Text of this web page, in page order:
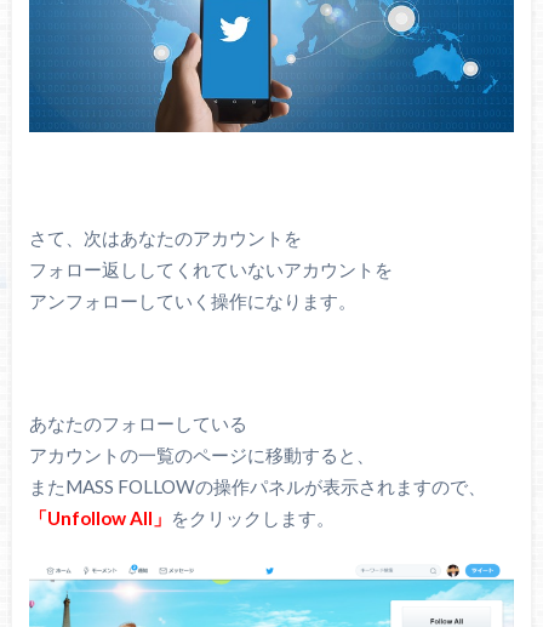
さて、次はあなたのアカウントを
フォロー返ししてくれていないアカウントを
アンフォローしていく操作になります。
あなたのフォローしている
アカウントの一覧のページに移動すると、
またMASS FOLLOWの操作パネルが表示されますので、
「Unfollow All」 をクリックします。